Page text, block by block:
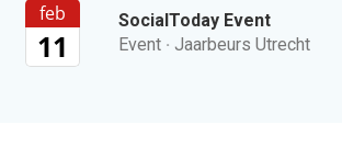
feb
11
SocialToday Event
Event · Jaarbeurs Utrecht